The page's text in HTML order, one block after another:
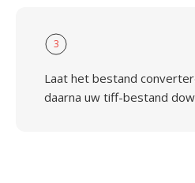
3
Laat het bestand
daarna uw tiff-bestand